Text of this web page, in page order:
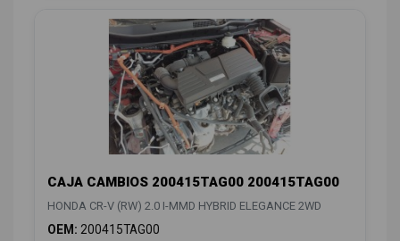
CAJA CAMBIOS 200415TAG00 200415TAG00
HONDA CR-V (RW) 2.0 I-MMD HYBRID ELEGANCE 2WD
OEM: 200415TAG00